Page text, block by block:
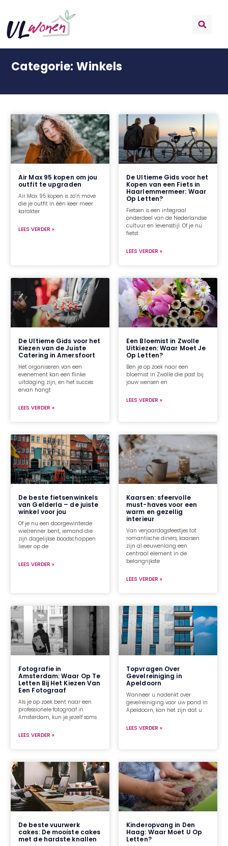
Categorie: Winkels
Air Max 95 kopen om jou
outfit te upgraden
Air Max 95 kopen is zo’n move
die je outfit in één keer meer
karakter
LEES VERDER »
De Ultieme Gids voor het
Kopen van een Fiets in
Haarlemmermeer: Waar
Op Letten?
Fietsen is een integraal
onderdeel van de Nederlandse
cultuur en levensstijl. Of je nu
fietst
LEES VERDER »
De Ultieme Gids voor het
Kiezen van de Juiste
Catering in Amersfoort
Het organiseren van een
evenement kan een flinke
uitdaging zijn, en het succes
ervan hangt
LEES VERDER »
Een Bloemist in Zwolle
Uitkiezen: Waar Moet Je
Op Letten?
Ben je op zoek naar een
bloemist in Zwolle die past bij
jouw wensen en
LEES VERDER »
De beste fietsenwinkels
van Gelderla – de juiste
winkel voor jou
Of je nu een doorgewinterde
wielrenner bent, iemand die
zijn dagelijkse boodschappen
liever op de
LEES VERDER »
Kaarsen: sfeervolle
must-haves voor een
warm en gezellig
interieur
Van verjaardagsfeestjes tot
romantische diners, kaarsen
zijn al eeuwenlang een
centraal element in de
belangrijkste
LEES VERDER »
Fotografie in
Amsterdam: Waar Op Te
Letten Bij Het Kiezen Van
Een Fotograaf
Als je op zoek bent naar een
professionele fotograaf in
Amsterdam, kun je jezelf soms
LEES VERDER »
Topvragen Over
Gevelreiniging in
Apeldoorn
Wanneer u nadenkt over
gevelreiniging voor uw pand in
Apeldoorn, kan het zijn dat u
LEES VERDER »
De beste vuurwerk
cakes: De mooiste cakes
met de hardste knallen
Kinderopvang in Den
Haag: Waar Moet U Op
Letten?